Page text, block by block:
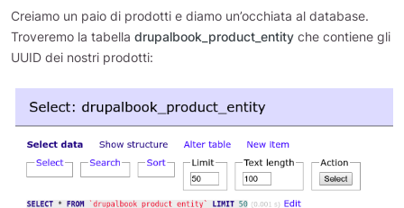
Creiamo un paio di prodotti e diamo un’occhiata al database.
Troveremo la tabella drupalbook_product_entity che contiene gli
UUID dei nostri prodotti: